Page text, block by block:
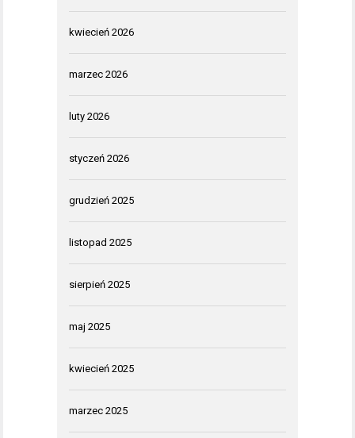
kwiecień 2026
marzec 2026
luty 2026
styczeń 2026
grudzień 2025
listopad 2025
sierpień 2025
maj 2025
kwiecień 2025
marzec 2025